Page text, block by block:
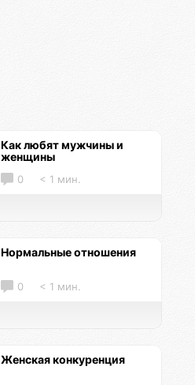
Как любят мужчины и
женщины
0 < 1 мин.
Нормальные отношения
0 < 1 мин.
Женская конкуренция